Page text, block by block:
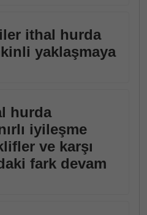
ithal hurda
yaklaşmaya
hurda
iyileşme
ve karşı
fark devam